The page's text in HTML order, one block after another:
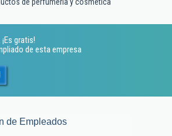
gratis!
de esta empresa
de Empleados